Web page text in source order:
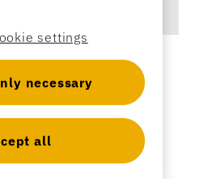
2016... ce
settings
necessary
all